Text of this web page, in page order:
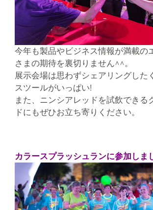
今年も製品やビジネス情報が満載の
さまの期待を裏切りません^^。
展示会場は思わずシェアリングした
スツールがいっぱい!
また、ニンシアレッドを試飲できる
ドにもぜひお立ち寄りください。
カラースプラッシュランに参加し